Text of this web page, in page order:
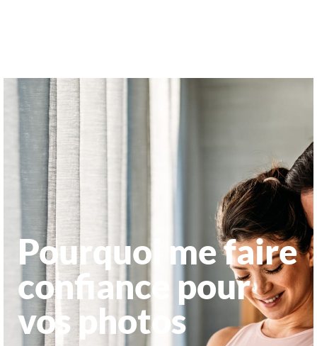
Pourquoi me faire
confiance pour
vos photos